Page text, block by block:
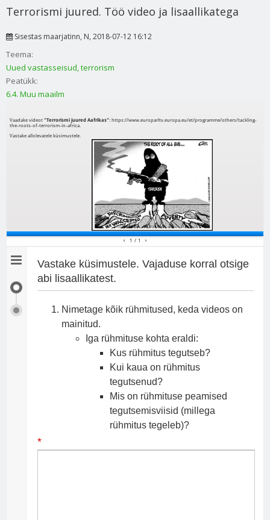
Terrorismi juured. Töö video ja lisaallikatega
Sisestas maarjatinn, N, 2018-07-12 16:12
Teema:
Uued vastasseisud, terrorism
Peatükk:
6.4. Muu maailm